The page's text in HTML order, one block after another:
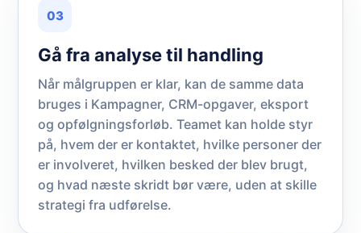
03
Gå fra analyse til handling
Når målgruppen er klar, kan de samme data
bruges i Kampagner, CRM-opgaver, eksport
og opfølgningsforløb. Teamet kan holde styr
på, hvem der er kontaktet, hvilke personer der
er involveret, hvilken besked der blev brugt,
og hvad næste skridt bør være, uden at skille
strategi fra udførelse.